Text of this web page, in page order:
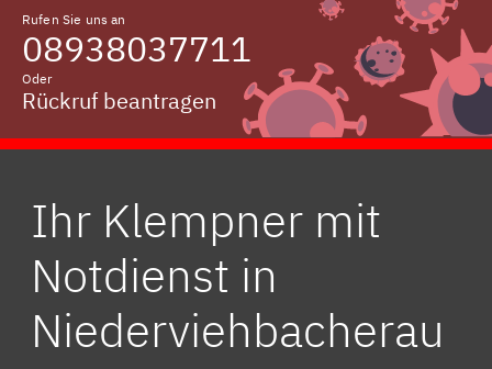
Rufen Sie uns an
08938037711
Oder
Rückruf beantragen
Ihr Klempner mit
Notdienst in
Niederviehbacherau